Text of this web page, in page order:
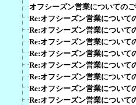
オフシーズン営業についてのご
Re:オフシーズン営業について
Re:オフシーズン営業について
Re:オフシーズン営業について
Re:オフシーズン営業について
Re:オフシーズン営業について
Re:オフシーズン営業について
Re:オフシーズン営業について
Re:オフシーズン営業について